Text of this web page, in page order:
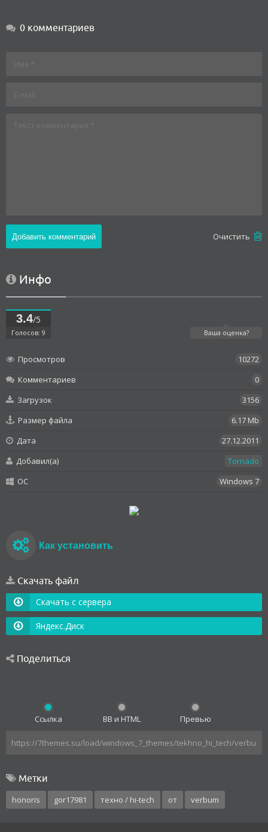
0 комментариев
Oчистить
Инфо
3.4/5
Голосов: 9 Ваша оценка?
Просмотров
10272
Комментариев
0
Загрузок
3156
Размер файла
6.17 Mb
Дата
27.12.2011
Добавил(а)
Tornado
OC
Windows 7
Как установить
Скачать файл
Скачать с сервера
Яндекс.Диск
Поделиться
Ссылка BB и HTML Превью
Метки
honoris gor17981 техно / hi-tech от verbum